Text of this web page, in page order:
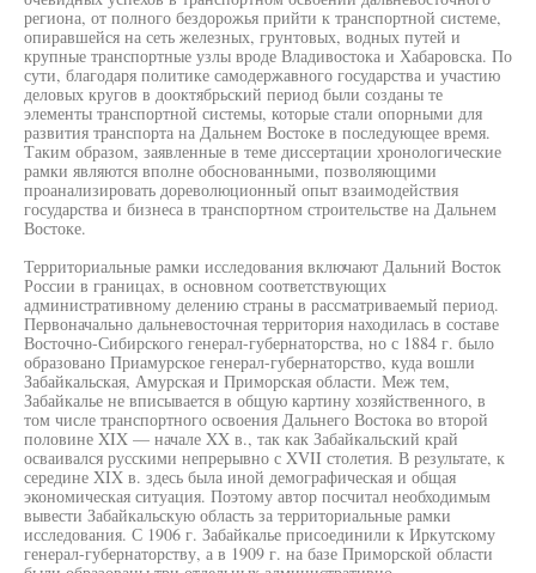
региона, от полного бездорожья прийти к транспортной системе,
опиравшейся на сеть железных, грунтовых, водных путей и
крупные транспортные узлы вроде Владивостока и Хабаровска. По
сути, благодаря политике самодержавного государства и участию
деловых кругов в дооктябрьский период были созданы те
элементы транспортной системы, которые стали опорными для
развития транспорта на Дальнем Востоке в последующее время.
Таким образом, заявленные в теме диссертации хронологические
рамки являются вполне обоснованными, позволяющими
проанализировать дореволюционный опыт взаимодействия
государства и бизнеса в транспортном строительстве на Дальнем
Востоке.
Территориальные рамки исследования включают Дальний Восток
России в границах, в основном соответствующих
административному делению страны в рассматриваемый период.
Первоначально дальневосточная территория находилась в составе
Восточно-Сибирского генерал-губернаторства, но с 1884 г. было
образовано Приамурское генерал-губернаторство, куда вошли
Забайкальская, Амурская и Приморская области. Меж тем,
Забайкалье не вписывается в общую картину хозяйственного, в
том числе транспортного освоения Дальнего Востока во второй
половине XIX — начале XX в., так как Забайкальский край
осваивался русскими непрерывно с XVII столетия. В результате, к
середине XIX в. здесь была иной демографическая и общая
экономическая ситуация. Поэтому автор посчитал необходимым
вывести Забайкальскую область за территориальные рамки
исследования. С 1906 г. Забайкалье присоединили к Иркутскому
генерал-губернаторству, а в 1909 г. на базе Приморской области